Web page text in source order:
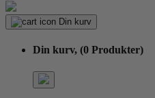
Din kurv
Din kurv, (0 Produkter)